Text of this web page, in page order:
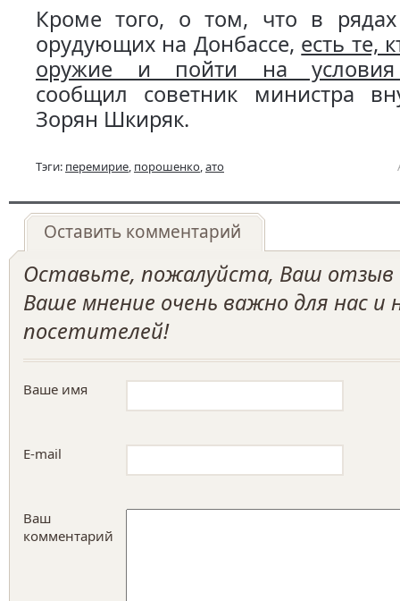
Кроме того, о том, что в рядах
орудующих на Донбассе, есть те,
оружие и пойти на
сообщил советник министра
Зорян Шкиряк.
Тэги: перемирие, порошенко,ато
Оставить комментарий
Оставьте, пожалуйста, Ваш отзыв
Ваше мнение очень важно для нас и
посетителей!
Ваше имя
E-mail
Ваш
комментарий